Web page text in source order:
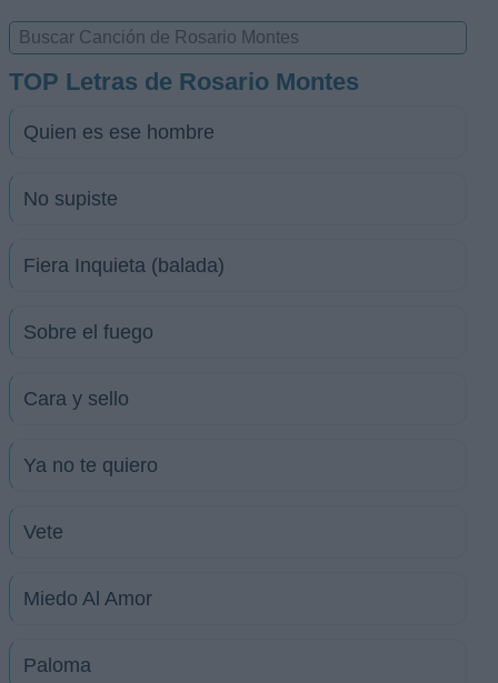
TOP Letras de Rosario Montes
Quien es ese hombre
No supiste
Fiera Inquieta (balada)
Sobre el fuego
Cara y sello
Ya no te quiero
Vete
Miedo Al Amor
Paloma